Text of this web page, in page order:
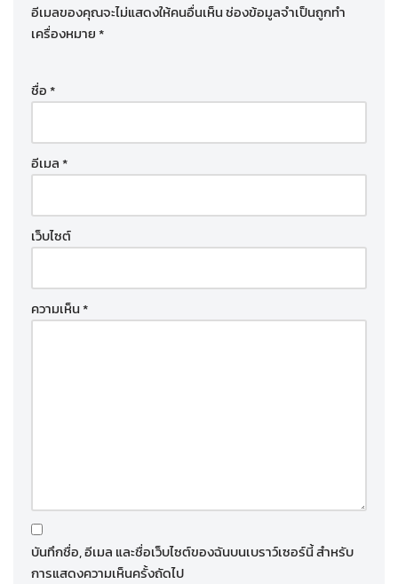
อีเมลของคุณจะไม่แสดงให้คนอื่นเห็นช่องข้อมูลจำเป็นถูกทำ
เครื่องหมาย*
ชื่อ*
อีเมล*
เว็บไซต์
ความเห็น*
บันทึกชื่อ, อีเมล และชื่อเว็บไซต์ของฉันบนเบราว์เซอร์นี้ สำหรับ
การแสดงความเห็นครั้งถัดไป